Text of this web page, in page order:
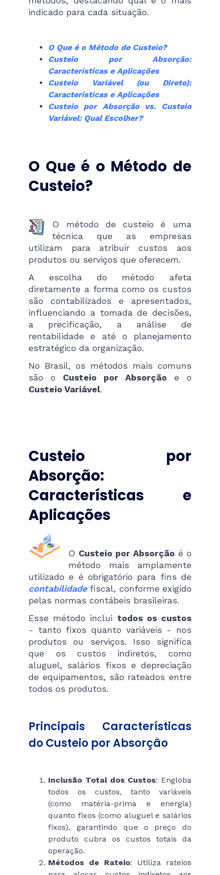
indicado para cada situação.
O Que é o Método de Custeio?
Custeio por Absorção:
Características e Aplicações
Custeio Variável (ou Direto):
Características e Aplicações
Custeio por Absorção vs. Custeio
Variável: Qual Escolher?
O Que é o Método de
Custeio?
O método de custeio é uma
técnica que as empresas
utilizam para atribuir custos aos
produtos ou serviços que oferecem.
A escolha do método afeta
diretamente a forma como os custos
são contabilizados e apresentados,
influenciando a tomada de decisões,
a precificação, a análise de
rentabilidade e até o planejamento
estratégico da organização.
No Brasil, os métodos mais comuns
são o Custeio por Absorção e o
Custeio Variável.
Custeio por
Absorção:
Características e
Aplicações
O Custeio por Absorção é o
método mais amplamente
utilizado e é obrigatório para fins de
contabilidade fiscal, conforme exigido
pelas normas contábeis brasileiras.
Esse método inclui todos os custos
- tanto fixos quanto variáveis - nos
produtos ou serviços. Isso significa
que os custos indiretos, como
aluguel, salários fixos e depreciação
de equipamentos, são rateados entre
todos os produtos.
Principais Características
do Custeio por Absorção
Inclusão Total dos Custos: Engloba
todos os custos, tanto variáveis
(como matéria-prima e energia)
quanto fixos (como aluguel e salários
fixos), garantindo que o preço do
produto cubra os custos totais da
operação.
Métodos de Rateio: Utiliza rateios